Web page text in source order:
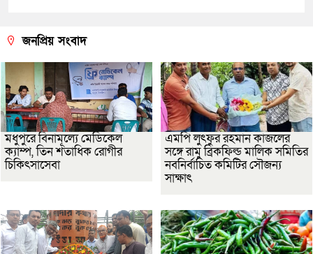
জনপ্রিয় সংবাদ
মধুপুরে বিনামূল্যে মেডিকেল
ক্যাম্প, তিন শতাধিক রোগীর
চিকিৎসাসেবা
এমপি লুৎফুর রহমান কাজলের
সঙ্গে রামু ব্রিকফিল্ড মালিক সমিতির
নবনির্বাচিত কমিটির সৌজন্য
সাক্ষাৎ